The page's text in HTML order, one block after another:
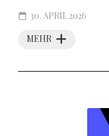
MEHR
30. APRIL 2026